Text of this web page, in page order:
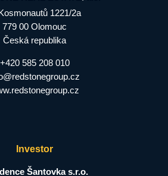
1221/2a
779 00 Olomouc
Česká republika
+420 585 208 010
Investor
Šantovka s.r.o.